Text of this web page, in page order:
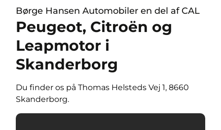
Børge Hansen Automobiler en del af CAL
Peugeot, Citroën og
Leapmotor i
Skanderborg
Du finder os på Thomas Helsteds Vej 1, 8660
Skanderborg.